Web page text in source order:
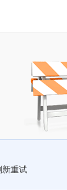
新重试